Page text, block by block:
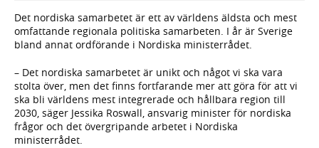
Det nordiska samarbetet är ett av världens äldsta och mest
omfattande regionala politiska samarbeten. I år är Sverige
bland annat ordförande i Nordiska ministerrådet.
– Det nordiska samarbetet är unikt och något vi ska vara
stolta över, men det finns fortfarande mer att göra för att vi
ska bli världens mest integrerade och hållbara region till
2030, säger Jessika Roswall, ansvarig minister för nordiska
frågor och det övergripande arbetet i Nordiska
ministerrådet.